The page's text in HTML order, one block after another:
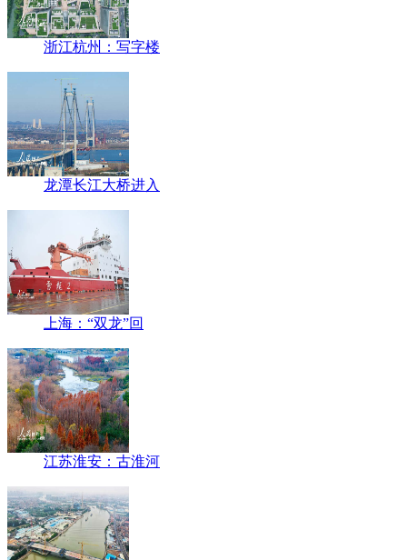
浙江杭州：写字楼
龙潭长江大桥进入
上海：“双龙”回
江苏淮安：古淮河